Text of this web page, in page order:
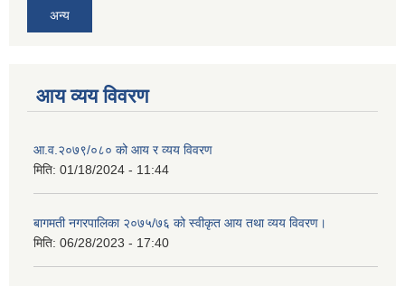
अन्य
आय व्यय विवरण
आ.व.२०७९/०८० को आय र व्यय विवरण
मिति: 01/18/2024 - 11:44
बागमती नगरपालिका २०७५/७६ को स्वीकृत आय तथा व्यय विवरण।
मिति: 06/28/2023 - 17:40